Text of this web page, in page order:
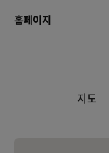
홈페이지
지도